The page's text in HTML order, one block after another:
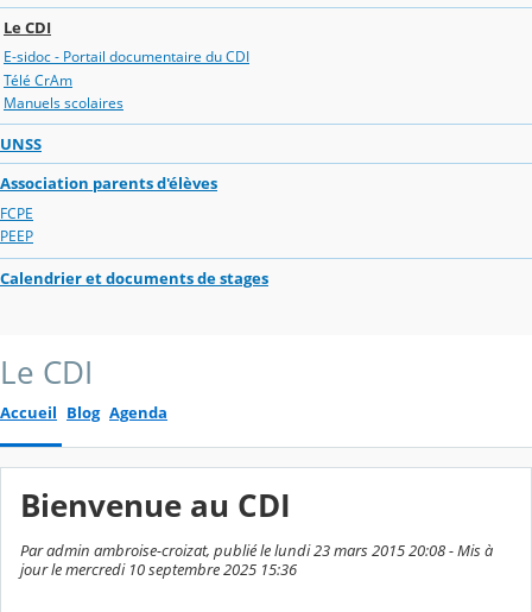
Le CDI
E-sidoc - Portail documentaire du CDI
Télé CrAm
Manuels scolaires
UNSS
Association parents d'élèves
FCPE
PEEP
Calendrier et documents de stages
Le CDI
Accueil Blog Agenda
Bienvenue au CDI
Par admin ambroise-croizat, publié le lundi 23 mars 2015 20:08 - Mis à
jour le mercredi 10 septembre 2025 15:36